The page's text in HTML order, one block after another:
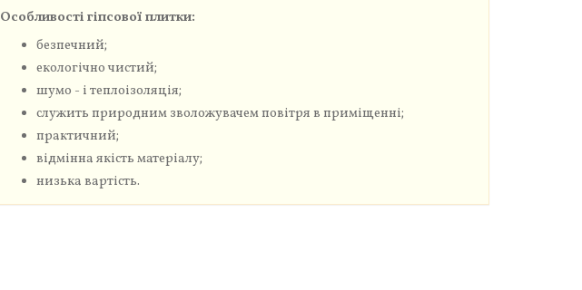
Особливості гіпсової плитки:
безпечний;
екологічно чистий;
шумо - і теплоізоляція;
служить природним зволожувачем повітря в приміщенні;
практичний;
відмінна якість матеріалу;
низька вартість.